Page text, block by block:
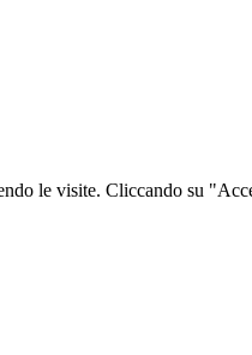
le visite. Cliccando su